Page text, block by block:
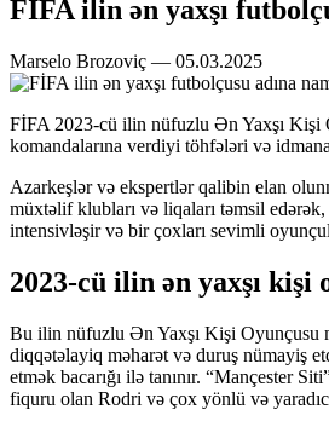
FİFA ilin ən yaxşı
Marselo Brozoviç — 05.03.2025
FİFA 2023-cü ilin nüfuzlu Ən Yaxşı Kişi
komandalarına verdiyi töhfələri və
Azarkeşlər və ekspertlər qalibin elan
müxtəlif klubları və liqaları təmsil
intensivləşir və bir çoxları sevimli
2023-cü ilin ən yaxşı kişi
Bu ilin nüfuzlu Ən Yaxşı Kişi Oyunçusu
diqqətəlayiq məharət və duruş nümayiş
etmək bacarığı ilə tanınır. “Mançester
fiquru olan Rodri və çox yönlü və